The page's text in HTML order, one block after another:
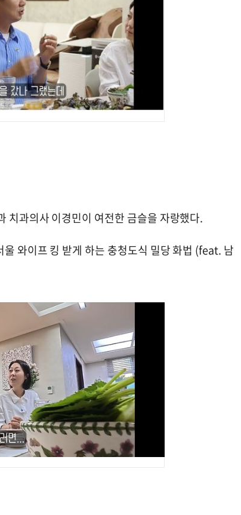
치과의사 이경민이 여전한 금슬을 자랑했다.
와이프 킹 받게 하는 충청도식 밀당 화법 (feat. 남